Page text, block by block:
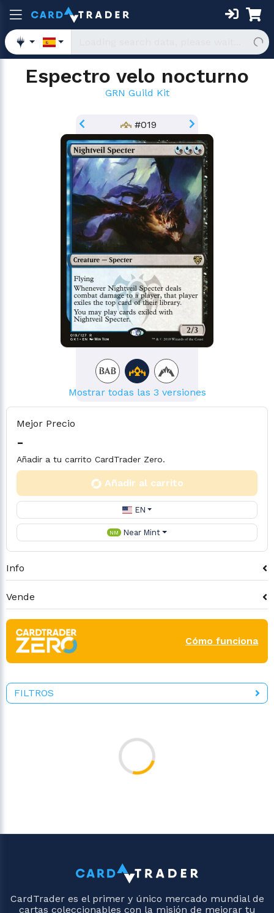
Espectro velo nocturno
GRN Guild Kit
#019
Mostrar todas las 3 versiones
Mejor Precio
-
Añadir a tu carrito CardTrader Zero.
Añadir al carrito
EN
NM Near Mint
Info
Vende
Cómo funciona
FILTROS
CardTrader es el primer y único mercado mundial de
cartas coleccionables con la misión de mejorar tu